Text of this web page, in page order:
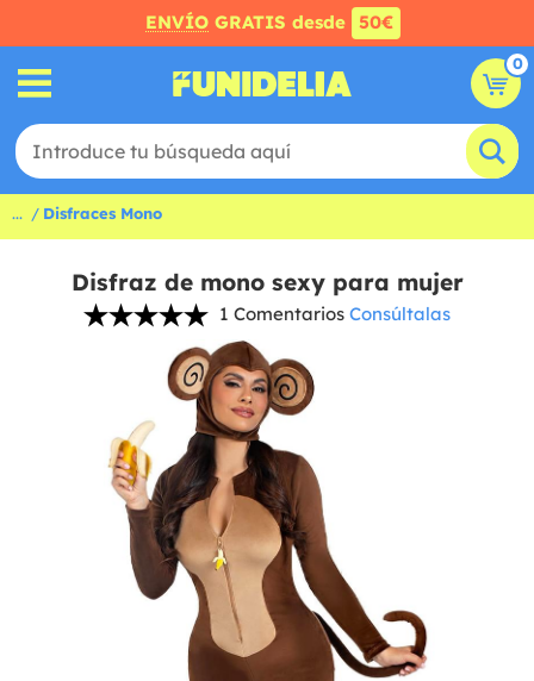
ENVÍO GRATIS desde 50€
0
... Disfraces Mono
Disfraz de mono sexy para mujer
1 Comentarios Consúltalas